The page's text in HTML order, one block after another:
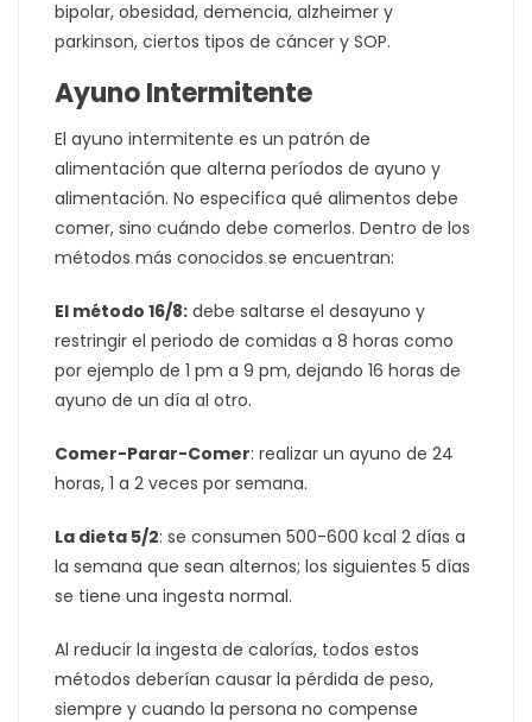
bipolar, obesidad, demencia, alzheimer y
parkinson, ciertos tipos de cáncer y SOP.
Ayuno Intermitente
El ayuno intermitente es un patrón de
alimentación que alterna períodos de ayuno y
alimentación. No especifica qué alimentos debe
comer, sino cuándo debe comerlos. Dentro de los
métodos más conocidos se encuentran:
El método 16/8: debe saltarse el desayuno y
restringir el periodo de comidas a 8 horas como
por ejemplo de 1 pm a 9 pm, dejando 16 horas de
ayuno de un día al otro.
Comer-Parar-Comer: realizar un ayuno de 24
horas, 1 a 2 veces por semana.
La dieta 5/2: se consumen 500-600 kcal 2 días a
la semana que sean alternos; los siguientes 5 días
se tiene una ingesta normal.
Al reducir la ingesta de calorías, todos estos
métodos deberían causar la pérdida de peso,
siempre y cuando la persona no compense